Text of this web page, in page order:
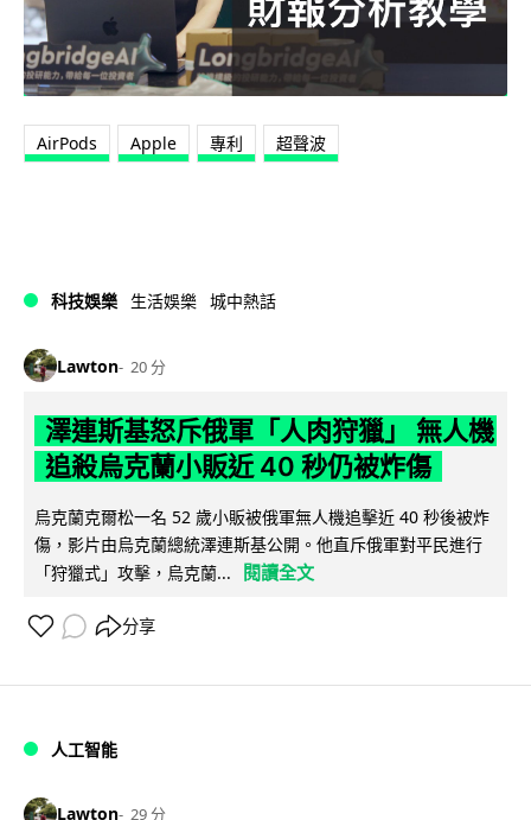
AirPods Apple 專利 超聲波
科技娛樂 生活娛樂 城中熱話
Lawton 20 分
澤連斯基怒斥俄軍「人肉狩獵」 無人機
追殺烏克蘭小販近 40 秒仍被炸傷
烏克蘭克爾松一名 52 歲小販被俄軍無人機追擊近 40 秒後被炸
傷，影片由烏克蘭總統澤連斯基公開。他直斥俄軍對平民進行
「狩獵式」攻擊，烏克蘭...
閱讀全文
分享
人工智能
Lawton 29 分